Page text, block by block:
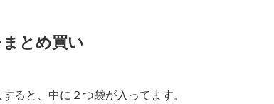
まとめ買い
ると、中に２つ袋が入ってます。